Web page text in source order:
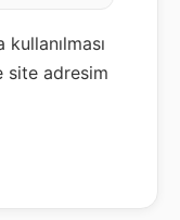
site adresim